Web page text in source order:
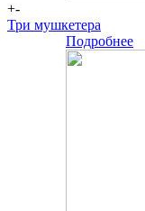
+-
Три мушкетера
Подробнее